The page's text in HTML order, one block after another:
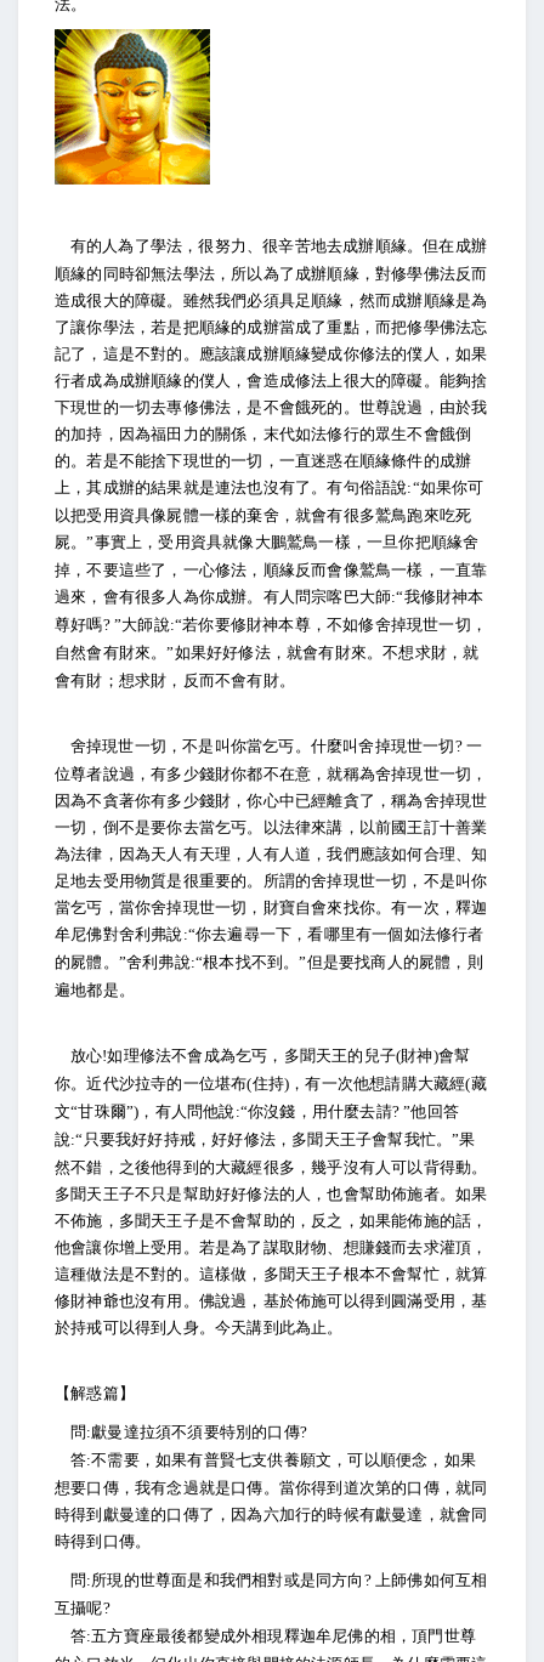
有的人為了學法，很努力、很辛苦地去成辦順緣。但在成辦
順緣的同時卻無法學法，所以為了成辦順緣，對修學佛法反而
造成很大的障礙。雖然我們必須具足順緣，然而成辦順緣是為
了讓你學法，若是把順緣的成辦當成了重點，而把修學佛法忘
記了，這是不對的。應該讓成辦順緣變成你修法的僕人，如果
行者成為成辦順緣的僕人，會造成修法上很大的障礙。能夠捨
下現世的一切去專修佛法，是不會餓死的。世尊說過，由於我
的加持，因為福田力的關係，末代如法修行的眾生不會餓倒
的。若是不能捨下現世的一切，一直迷惑在順緣條件的成辦
上，其成辦的結果就是連法也沒有了。有句俗語說:“如果你可
以把受用資具像屍體一樣的棄舍，就會有很多鷲鳥跑來吃死
屍。”事實上，受用資具就像大鵬鷲鳥一樣，一旦你把順緣舍
掉，不要這些了，一心修法，順緣反而會像鷲鳥一樣，一直靠
過來，會有很多人為你成辦。有人問宗喀巴大師:“我修財神本
尊好嗎? ”大師說:“若你要修財神本尊，不如修舍掉現世一切，
自然會有財來。”如果好好修法，就會有財來。不想求財，就
會有財；想求財，反而不會有財。
舍掉現世一切，不是叫你當乞丐。什麼叫舍掉現世一切?一
位尊者說過，有多少錢財你都不在意，就稱為舍掉現世一切，
因為不貪著你有多少錢財，你心中已經離貪了，稱為舍掉現世
一切，倒不是要你去當乞丐。以法律來講，以前國王訂十善業
為法律，因為天人有天理，人有人道，我們應該如何合理、知
足地去受用物質是很重要的。所謂的舍掉現世一切，不是叫你
當乞丐，當你舍掉現世一切，財寶自會來找你。有一次，釋迦
牟尼佛對舍利弗說 :“你去遍尋一下，看哪里有一個如法修行者
的屍體。 ”舍利弗說:“根本找不到。”但是要找商人的屍體，則
遍地都是。
放心!如理修法不會成為乞丐，多聞天王的兒子(財神)會幫
你。近代沙拉寺的一位堪布(住持) ，有一次他想請購大藏經(藏
文“甘珠爾”) ，有人問他說 :“你沒錢，用什麼去請? ”他回答
說:“ 只要我好好持戒，好好修法，多聞天王子會幫我忙。”果
然不錯，之後他得到的大藏經很多，幾乎沒有人可以背得動。
多聞天王子不只是幫助好好修法的人，也會幫助佈施者。如果
不佈施，多聞天王子是不會幫助的，反之，如果能佈施的話，
他會讓你增上受用。若是為了謀取財物、想賺錢而去求灌頂，
這種做法是不對的。這樣做，多聞天王子根本不會幫忙，就算
修財神爺也沒有用。佛說過，基於佈施可以得到圓滿受用，基
於持戒可以得到人身。今天講到此為止。
【解惑篇】
問:獻曼達拉須不須要特別的口傳?
答:不需要，如果有普賢七支供養願文，可以順便念，如果
想要口傳，我有念過就是口傳。當你得到道次第的口傳，就同
時得到獻曼達的口傳了，因為六加行的時候有獻曼達，就會同
時得到口傳。
問:所現的世尊面是和我們相對或是同方向 ? 上師佛如何互相
互攝呢?
答:五方寶座最後都變成外相現釋迦牟尼佛的相，頂門世尊